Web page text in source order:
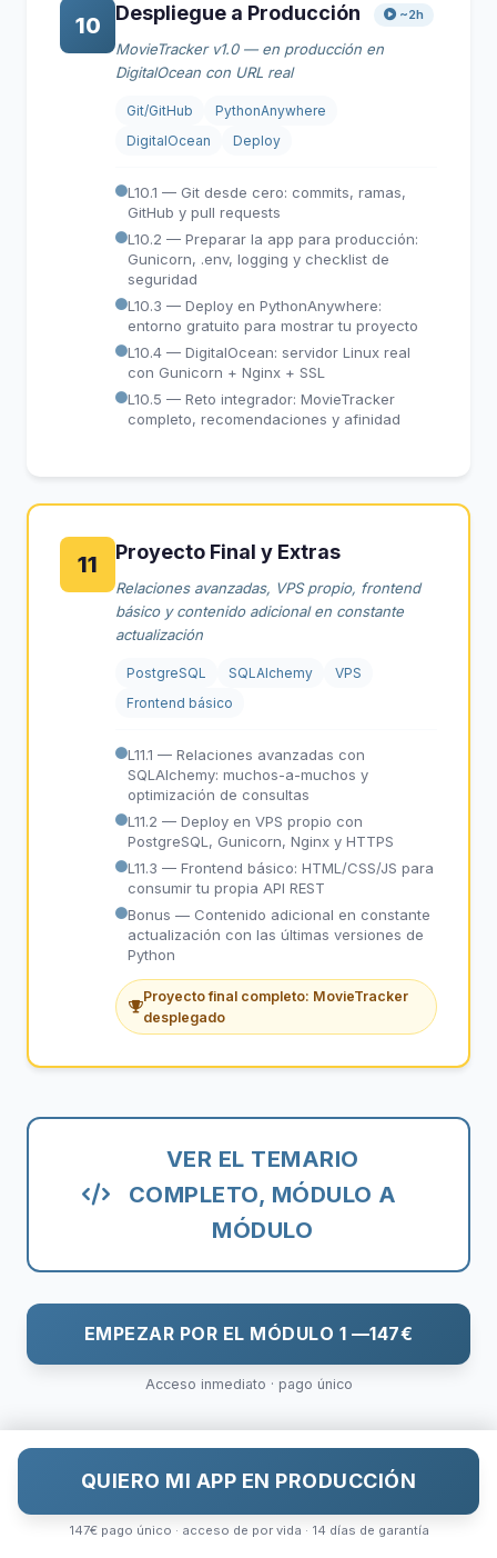
10 Despliegue a Producción ~2h
MovieTracker v1.0 — en producción en
DigitalOcean con URL real
Git/GitHub
PythonAnywhere
DigitalOcean
Deploy
L10.1 — Git desde cero: commits, ramas,
GitHub y pull requests
L10.2 — Preparar la app para producción:
Gunicorn, .env, logging y checklist de
seguridad
L10.3 — Deploy en PythonAnywhere:
entorno gratuito para mostrar tu proyecto
L10.4 — DigitalOcean: servidor Linux real
con Gunicorn + Nginx + SSL
L10.5 — Reto integrador: MovieTracker
completo, recomendaciones y afinidad
11 Proyecto Final y Extras
Relaciones avanzadas, VPS propio, frontend
básico y contenido adicional en constante
actualización
PostgreSQL SQLAlchemy
VPS
Frontend básico
L11.1 — Relaciones avanzadas con
SQLAlchemy: muchos-a-muchos y
optimización de consultas
L11.2 — Deploy en VPS propio con
PostgreSQL, Gunicorn, Nginx y HTTPS
L11.3 — Frontend básico: HTML/CSS/JS para
consumir tu propia API REST
Bonus — Contenido adicional en constante
actualización con las últimas versiones de
Python
Proyecto final completo: MovieTracker
desplegado
VER EL TEMARIO
COMPLETO, MÓDULO A
MÓDULO
EMPEZAR POR EL MÓDULO 1 —147€
Acceso inmediato · pago único
QUIERO MI APP EN PRODUCCIÓN
147€ pago único · acceso de por vida · 14 días de garantía